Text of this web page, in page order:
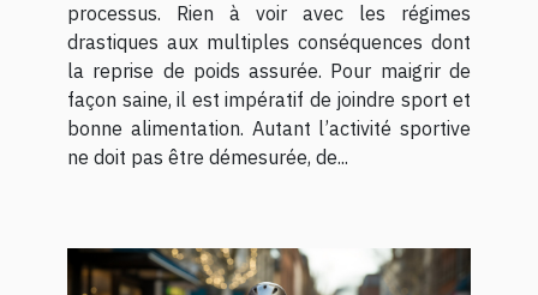
processus. Rien à voir avec les régimes
drastiques aux multiples conséquences dont
la reprise de poids assurée. Pour maigrir de
façon saine, il est impératif de joindre sport et
bonne alimentation. Autant l’activité sportive
ne doit pas être démesurée, de...